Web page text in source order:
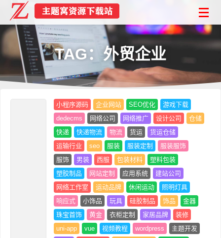
TAG：外贸企业
小程序源码 企业网站 SEO优化
游戏下载
dedecms
网络公司 网络推广 设计公司
仓储
快递
快递物流 物流 货运
货运仓储
运输行业
seo 服装 服装定制
服装服饰
服饰
男装 西服 包装材料
塑料包装
塑胶制品
网站定制 应用系统
建站公司
网络工作室
运动品牌 休闲运动
照明灯具
响应式
小饰品 玩具 硅胶制品 饰品
金器
珠宝首饰
黄金 衣柜定制 家居品牌
装修
uni-app
vue 视频教程 wordpress
主题开发